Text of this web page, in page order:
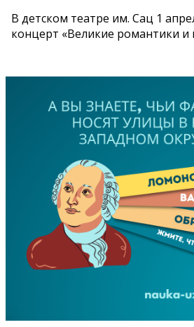
В детском театре им. Сац 1
концерт «Великие романтики и